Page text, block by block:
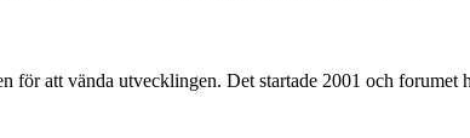
för att vända utvecklingen. Det startade 2001 och forumet